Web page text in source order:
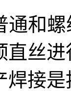
和螺
直丝
焊接